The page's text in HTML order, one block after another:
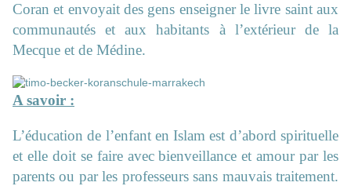
Coran et envoyait des gens enseigner le livre saint aux
communautés et aux habitants à l’extérieur de la
Mecque et de Médine.
A savoir :
L’éducation de l’enfant en Islam est d’abord spirituelle
et elle doit se faire avec bienveillance et amour par les
parents ou par les professeurs sans mauvais traitement.